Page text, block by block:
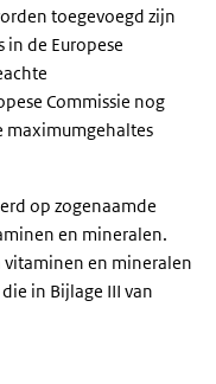
toegevoegd zijn
de Europese
Commissie nog
maximumgehaltes
op zogenaamde
en mineralen.
vitaminen en mineralen
in Bijlage III van